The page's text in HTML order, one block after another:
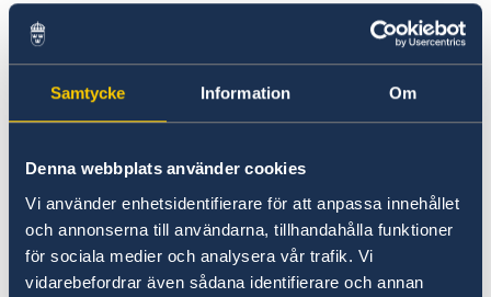
Samtycke Information Om
Denna webbplats använder cookies
Vi använder enhetsidentifierare för att anpassa innehållet
och annonserna till användarna, tillhandahålla funktioner
för sociala medier och analysera vår trafik. Vi
vidarebefordrar även sådana identifierare och annan
VisitSweden
For information about the Swedish
Swedish Goverment
For information about Study in Sweden: